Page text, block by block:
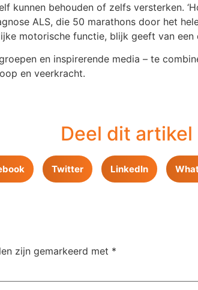
kunnen behouden of zelfs versterken.
ALS, die 50 marathons door het
motorische functie, blijk geeft van
en inspirerende media – te
en veerkracht.
Deel dit artikel
Twitter LinkedIn
zijn gemarkeerd met *